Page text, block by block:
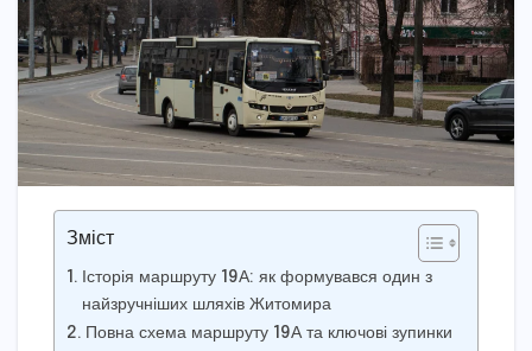
Зміст
Історія маршруту 19А: як формувався один з
найзручніших шляхів Житомира
Повна схема маршруту 19А та ключові зупинки